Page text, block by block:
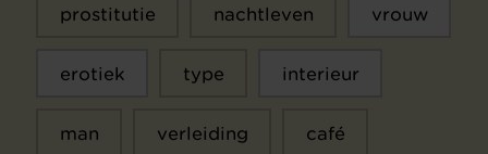
prostitutie nachtleven vrouw
erotiek type interieur
man verleiding café